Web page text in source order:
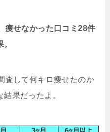
痩せなかった口コミ28件
査して何キロ痩せたのか
果だったよ。